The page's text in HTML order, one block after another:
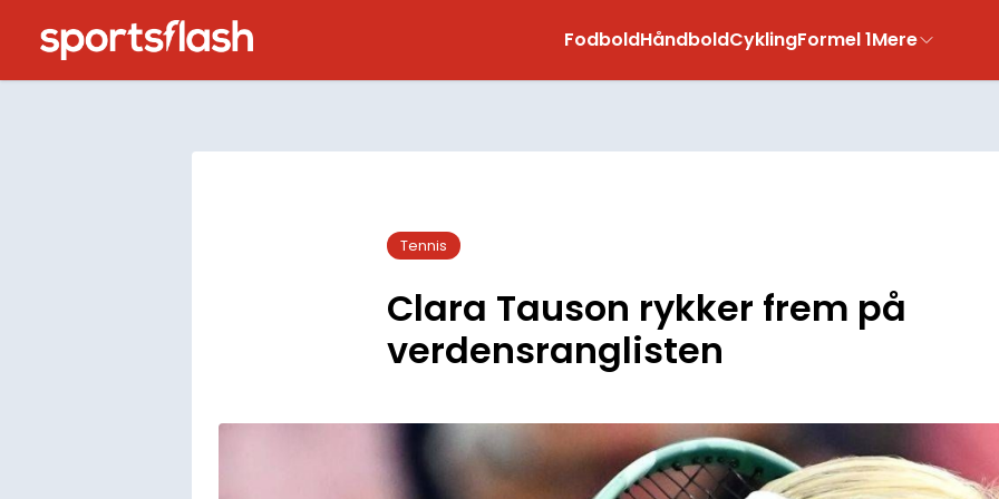
FodboldHåndboldCyklingFormel 1Mere
Tennis
Clara Tauson rykker frem på
verdensranglisten